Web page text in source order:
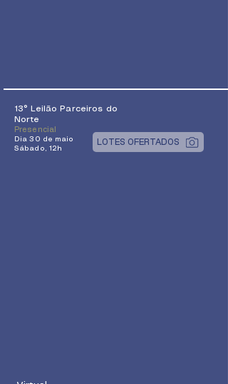
13° Leilão Parceiros do
Norte
Presencial
Dia 30 de maio
Sábado, 12h
LOTES OFERTADOS